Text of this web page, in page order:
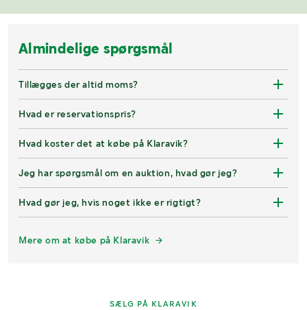
Almindelige spørgsmål
Tillægges der altid moms?
Hvad er reservationspris?
Hvad koster det at købe på Klaravik?
Jeg har spørgsmål om en auktion, hvad gør jeg?
Hvad gør jeg, hvis noget ikke er rigtigt?
Mere om at købe på Klaravik
SÆLG PÅ KLARAVIK